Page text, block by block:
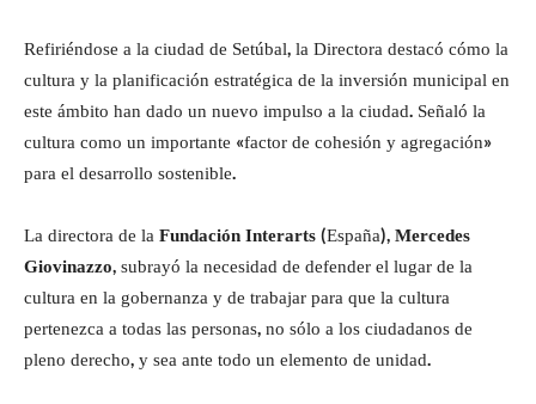
Refiriéndose a la ciudad de Setúbal, la Directora destacó cómo la
cultura y la planificación estratégica de la inversión municipal en
este ámbito han dado un nuevo impulso a la ciudad. Señaló la
cultura como un importante «factor de cohesión y agregación»
para el desarrollo sostenible.
La directora de laFundación Interarts(España),Mercedes
Giovinazzo, subrayó la necesidad de defender el lugar de la
cultura en la gobernanza y de trabajar para que la cultura
pertenezca a todas las personas, no sólo a los ciudadanos de
pleno derecho, y sea ante todo un elemento de unidad.